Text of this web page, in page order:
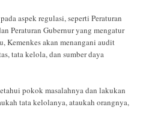
aspek regulasi, seperti Peraturan
Peraturan Gubernur yang mengatur
Kemenkes akan menangani audit
tata kelola, dan sumber daya
pokok masalahnya dan lakukan
tata kelolanya, ataukah orangnya,